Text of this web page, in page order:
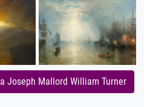
Joseph Mallord William Turner